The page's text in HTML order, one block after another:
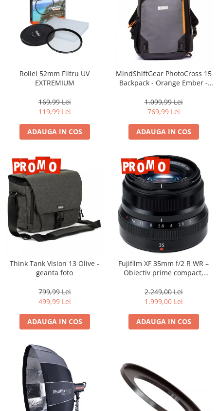
Rollei 52mm Filtru UV
EXTREMIUM
169,99 Lei
119,99 Lei
ADAUGA IN COS
MindShiftGear PhotoCross 15
Backpack - Orange Ember -
1.099,99 Lei
769,99 Lei
ADAUGA IN COS
Think Tank Vision 13 Olive -
geanta foto
799,99 Lei
499,99 Lei
ADAUGA IN COS
Fujifilm XF 35mm f/2 R WR –
Obiectiv prime compact,
intemperii pentru fotografie
de zi cu zi
2.249,00 Lei
1.999,00 Lei
ADAUGA IN COS